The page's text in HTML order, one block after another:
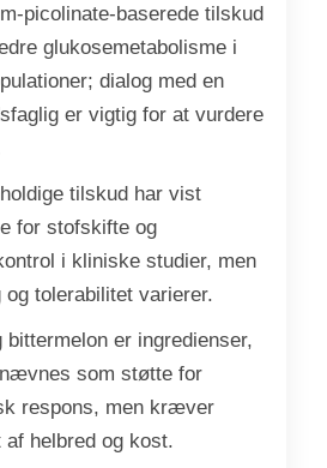
picolinate-baserede tilskud
glukosemetabolisme i
dialog med en
er vigtig for at vurdere
tilskud har vist
for stofskifte og
i kliniske studier, men
og tolerabilitet varierer.
bittermelon er ingredienser,
som støtte for
respons, men kræver
af helbred og kost.